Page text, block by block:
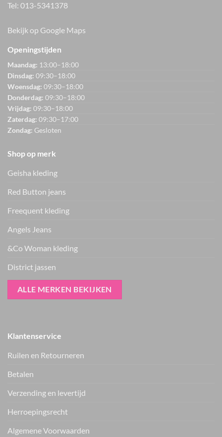
Tel: 013-5341378
Bekijk op Google Maps
Openingstijden
Maandag: 13:00–18:00
Dinsdag: 09:30–18:00
Woensdag: 09:30–18:00
Donderdag: 09:30–18:00
Vrijdag: 09:30–18:00
Zaterdag: 09:30–17:00
Zondag: Gesloten
Shop op merk
Geisha kleding
Red Button jeans
Freequent kleding
Angels Jeans
&Co Woman kleding
District jassen
ALLE MERKEN BEKIJKEN
Klantenservice
Ruilen en Retourneren
Betalen
Verzending en levertijd
Herroepingsrecht
Algemene Voorwaarden